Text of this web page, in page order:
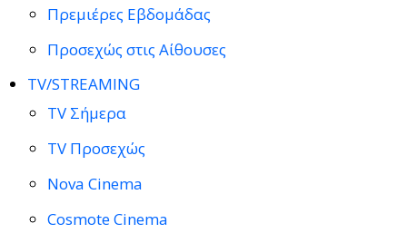
Πρεμιέρες Εβδομάδας
Προσεχώς στις Αίθουσες
TV/STREAMING
TV Σήμερα
TV Προσεχώς
Nova Cinema
Cosmote Cinema